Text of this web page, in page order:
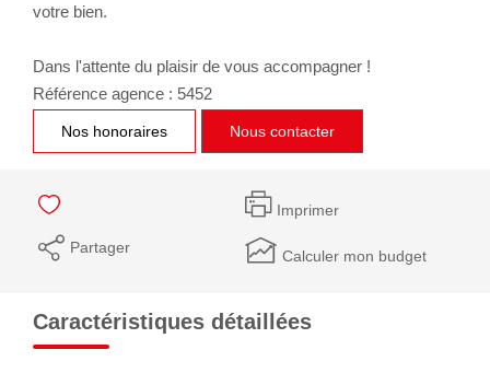
votre bien.
Dans l'attente du plaisir de vous accompagner !
Référence agence : 5452
Nos honoraires Nous contacter
Imprimer
Partager Calculer mon budget
Caractéristiques détaillées